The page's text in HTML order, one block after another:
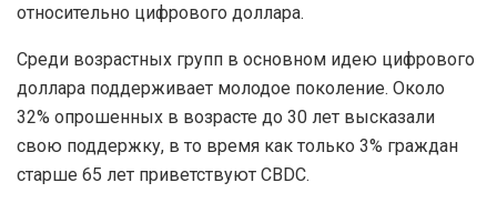
относительно цифрового доллара.
Среди возрастных групп в основном идею цифрового
доллара поддерживает молодое поколение. Около
32% опрошенных в возрасте до 30 лет высказали
свою поддержку, в то время как только 3% граждан
старше 65 лет приветствуют CBDC.